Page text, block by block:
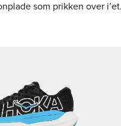
som prikken over